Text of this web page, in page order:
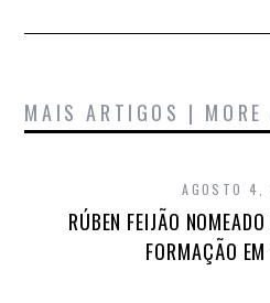
MAIS ARTIGOS | MORE
AGOSTO
RÚBEN FEIJÃO
FORMAÇÃO